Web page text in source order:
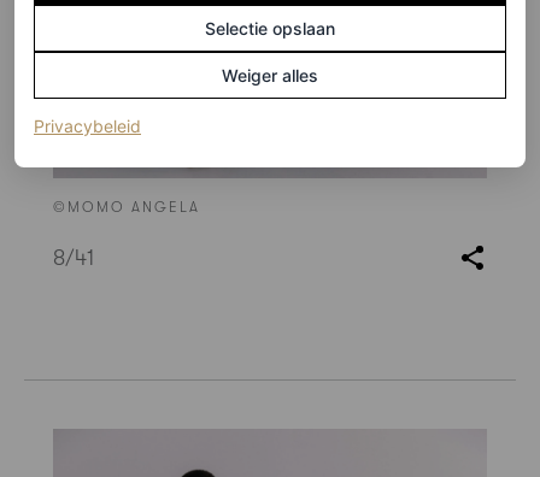
©MOMO ANGELA
8/41
Selectie opslaan
Weiger alles
Privacybeleid